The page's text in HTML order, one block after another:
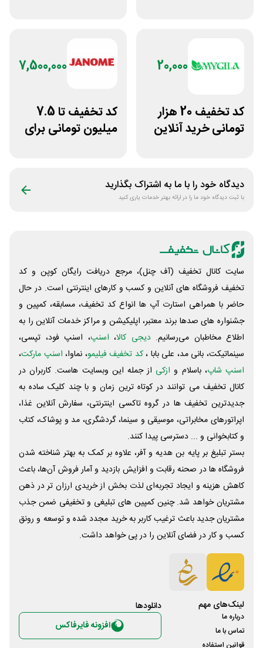
20,000
کد تخفیف 20 هزار
تومانی خرید آنلاین
7,500,000
کد تخفیف تا 7.5
میلیون تومانی برای
دیدگاه خود را با ما به اشتراک بگذارید
با ثبت دیدگاه خود ما را در ارائه بهتر خدمات یاری کنید
سایت کانال تخفیف (آف چنل)، مرجع دریافت رایگان کوپن و کد
تخفیف فروشگاه های آنلاین و کسب و‌ کارهای اینترنتی است. در حال
حاضر با همراهی استارت آپ ها انواع کد تخفیف، مسابقه، کمپین و
جشنواره های صدها برند معتبر، اپلیکیشن و مراکز خدمات آنلاین را به
اطلاع مخاطبان می‌رسانیم. دیجی کالا، اسنپ، اسنپ فود، تپسی،
سینماتیکت، بانی مد، علی‌ بابا ،کد تخفیف فیلیمو، نماوا، اسنپ مارکت،
اسنپ شاپ، باسلام و ازکی از جمله این وبسایت ‌هاست. کاربران در
کانال تخفیف می توانند در کوتاه ترین زمان و با چند کلیک ساده به
جدیدترین تخفیف ها در گروه تاکسی اینترنتی، سفارش آنلاین غذا،
اپراتورهای مخابراتی، موسیقی و سینما، گردشگری، مد و پوشاک، کتاب
و کتابخوانی و ... دسترسی پیدا کنند.
بستر تبلیغ بر پایه بن هدیه و آفر، علاوه بر کمک به بهتر شناخته شدن
فروشگاه ها در صحنه رقابت و افزایش بازدید و آمار فروش آن‌ها، باعث
کاهش هزینه و ایجاد تجربه‌ای لذت بخش از خریدی ارزان تر در ذهن
مشتریان خواهد شد. چنین کمپین های تبلیغی و تخفیفی ضمن جذب
مشتریان جدید باعث ترغیب کاربر به خرید مجدد شده و توسعه و رونق
کسب و کار در فضای آنلاین را در پی خواهد داشت.
لینک‌های مهم
درباره ما
تماس با ما
قوانین استفاده
دانلود‌ها
افزونه فایرفاکس